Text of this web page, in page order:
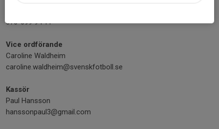
070-699 94 11
Vice ordförande
Caroline Waldheim
caroline.waldheim@svenskfotboll.se
Kassör
Paul Hansson
hanssonpaul3@gmail.com